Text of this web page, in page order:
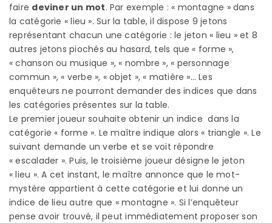
faire deviner un mot. Par exemple : « montagne » dans
la catégorie « lieu ». Sur la table, il dispose 9 jetons
représentant chacun une catégorie : le jeton « lieu » et 8
autres jetons piochés au hasard, tels que « forme »,
« chanson ou musique », « nombre », « personnage
commun », « verbe », « objet », « matière »… Les
enquêteurs ne pourront demander des indices que dans
les catégories présentes sur la table.
Le premier joueur souhaite obtenir un indice dans la
catégorie « forme ». Le maître indique alors « triangle ». Le
suivant demande un verbe et se voit répondre
« escalader ». Puis, le troisième joueur désigne le jeton
« lieu ». A cet instant, le maître annonce que le mot-
mystère appartient à cette catégorie et lui donne un
indice de lieu autre que « montagne ». Si l’enquêteur
pense avoir trouvé, il peut immédiatement proposer son